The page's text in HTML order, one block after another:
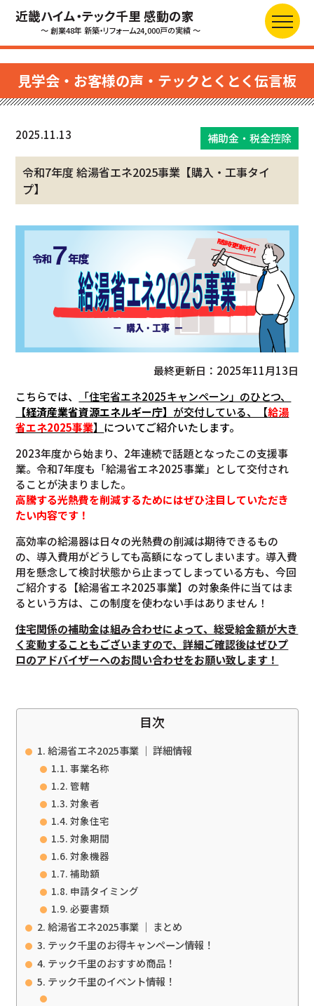
近畿ハイム・テック千里 感動の家
～ 創業48年 新築・リフォーム24,000戸の実績 ～
見学会・お客様の声・テックとくとく伝言板
2025.11.13 補助金・税金控除
令和7年度 給湯省エネ2025事業【購入・工事タイ
プ】
最終更新日：2025年11月13日
こちらでは、
「住宅省エネ2025キャンペーン」のひとつ、
【経済産業省資源エネルギー庁】 が交付している、【給湯
省エネ2025事業】 についてご紹介いたします。
2023年度から始まり、2年連続で話題となったこの支援事
業。令和7年度も「給湯省エネ2025事業」として交付され
ることが決まりました。
高騰する光熱費を削減するためにはぜひ注目していただき
たい内容です！
高効率の給湯器は日々の光熱費の削減は期待できるもの
の、導入費用がどうしても高額になってしまいます。導入費
用を懸念して検討状態から止まってしまっている方も、今回
ご紹介する【給湯省エネ2025事業】の対象条件に当てはま
るという方は、この制度を使わない手はありません！
住宅関係の補助金は組み合わせによって、総受給金額が大き
く変動することもございますので、詳細ご確認後はぜひプ
ロのアドバイザーへのお問い合わせをお願い致します！
目次
給湯省エネ2025事業 ｜ 詳細情報
事業名称
管轄
対象者
対象住宅
対象期間
対象機器
補助額
申請タイミング
必要書類
給湯省エネ2025事業 ｜ まとめ
テック千里のお得キャンペーン情報！
テック千里のおすすめ商品！
テック千里のイベント情報！